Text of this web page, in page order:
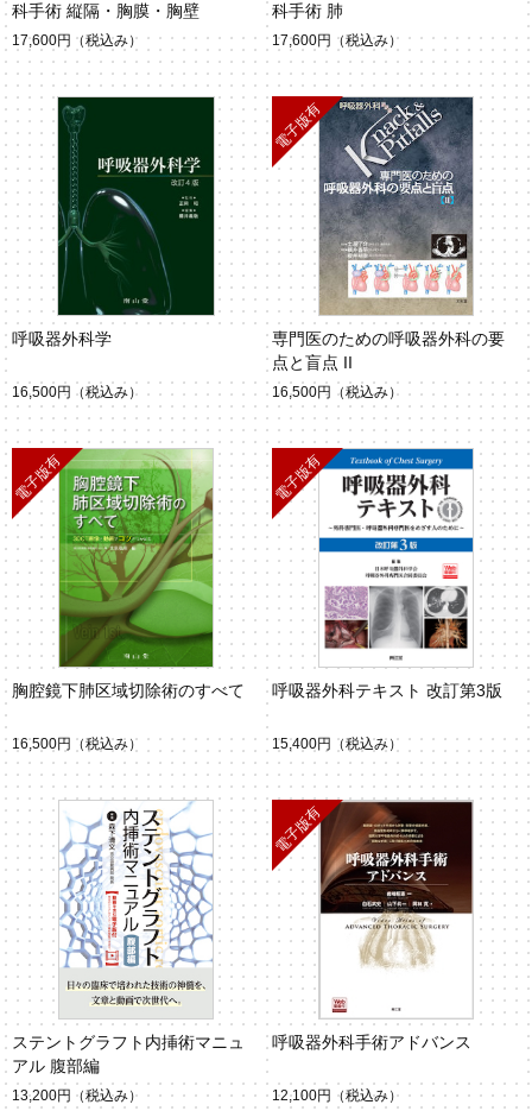
科手術 縦隔・胸膜・胸壁
17,600円 （税込み）
科手術 肺
17,600円 （税込み）
呼吸器外科学
16,500円 （税込み）
専門医のための呼吸器外科の要
点と盲点 II
16,500円 （税込み）
胸腔鏡下肺区域切除術のすべて
16,500円 （税込み）
呼吸器外科テキスト 改訂第3版
15,400円 （税込み）
ステントグラフト内挿術マニュ
アル 腹部編
13,200円 （税込み）
呼吸器外科手術アドバンス
12,100円 （税込み）